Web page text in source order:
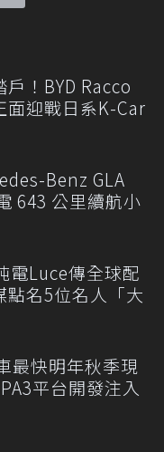
！BYD Racco
迎戰日系K-Car
Benz GLA
643 公里續航小
電Luce傳全球配
名5位名人「大
最快明年秋季現
平台開發注入